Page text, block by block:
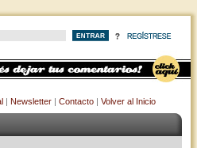
| Newsletter| Contacto| Volver al Inicio